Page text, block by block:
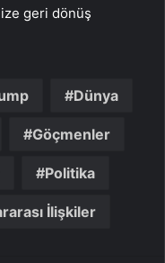
geri dönüş
Dünya
Göçmenler
Politika
İlişkiler